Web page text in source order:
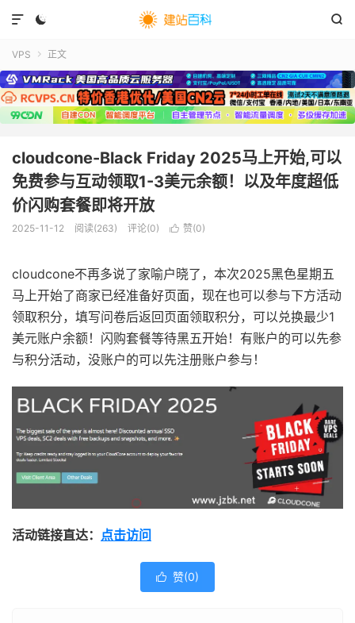
 

VPS  正文
cloudcone-Black Friday 2025马上开始,可以
免费参与互动领取1-3美元余额！以及年度超低
价闪购套餐即将开放
2025-11-12 阅读(263) 评论(0)  赞(0)
cloudcone不再多说了家喻户晓了，本次2025黑色星期五
马上开始了商家已经准备好页面，现在也可以参与下方活动
领取积分，填写问卷后返回页面领取积分，可以兑换最少1
美元账户余额！闪购套餐等待黑五开始！有账户的可以先参
与积分活动，没账户的可以先注册账户参与！
活动链接直达： 点击访问
 赞(0)